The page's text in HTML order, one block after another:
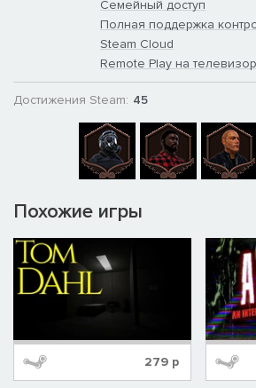
Семейный доступ
Полная поддержка
Steam Cloud
Remote Play на
Достижения Steam: 45
Похожие игры
279 р